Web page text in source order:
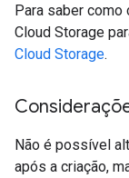
Para saber como
Cloud Storage
Cloud Storage.
Não é possível
após a criação,